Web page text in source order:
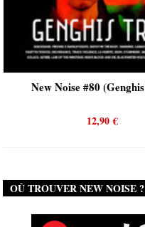
#80 (Genghis Tron)
OÙ TROUVER NEW NOISE ?